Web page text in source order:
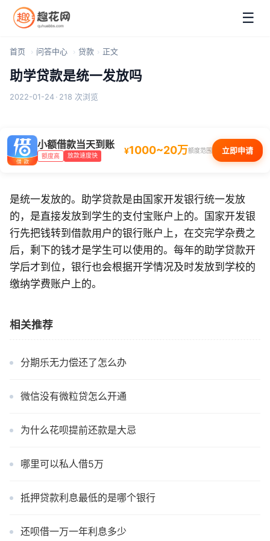
☰
首页 问答中心 贷款 正文
助学贷款是统一发放吗
2022-01-24 · 218 次浏览
小额借款当天到账
额度高 放款速度快 ¥1000~20万额度范围 立即申请
是统一发放的。助学贷款是由国家开发银行统一发放
的，是直接发放到学生的支付宝账户上的。国家开发银
行先把钱转到借款用户的银行账户上，在交完学杂费之
后，剩下的钱才是学生可以使用的。每年的助学贷款开
学后才到位，银行也会根据开学情况及时发放到学校的
缴纳学费账户上的。
相关推荐
分期乐无力偿还了怎么办
微信没有微粒贷怎么开通
为什么花呗提前还款是大忌
哪里可以私人借5万
抵押贷款利息最低的是哪个银行
还呗借一万一年利息多少